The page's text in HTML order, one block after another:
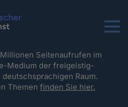
Menu
Seitenaufrufen im
Medium der freigeistig-
Raum.
Themenfinden Sie hier.